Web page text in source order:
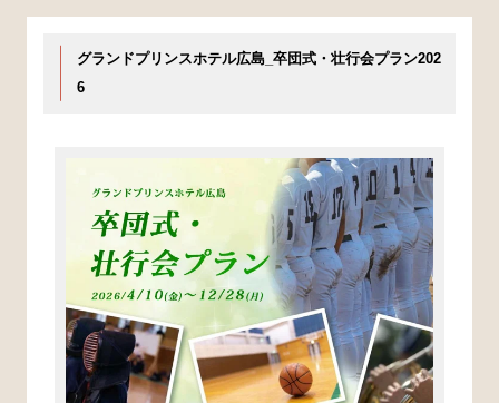
グランドプリンスホテル広島_卒団式・壮行会プラン202
6